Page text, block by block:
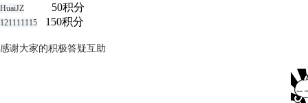
HuaiJZ 50积分
121111115 150积分
感谢大家的积极答疑互助